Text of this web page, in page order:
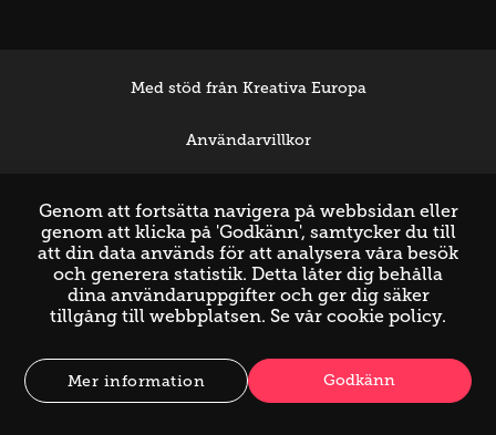
Med stöd från Kreativa Europa
Användarvillkor
Genom att fortsätta navigera på webbsidan eller
genom att klicka på 'Godkänn', samtycker du till
att din data används för att analysera våra besök
och generera statistik. Detta låter dig behålla
dina användaruppgifter och ger dig säker
tillgång till webbplatsen. Se vår cookie policy.
Godkänn
Mer information